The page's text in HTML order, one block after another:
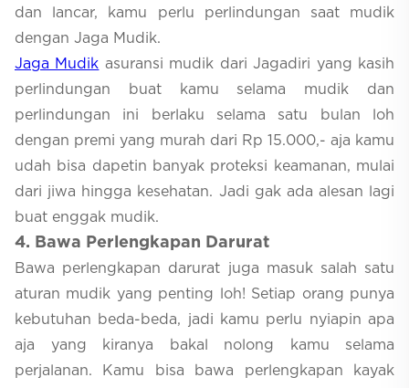
dan lancar, kamu perlu perlindungan saat mudik
dengan Jaga Mudik.
Jaga Mudik asuransi mudik dari Jagadiri yang kasih
perlindungan buat kamu selama mudik dan
perlindungan ini berlaku selama satu bulan loh
dengan premi yang murah dari Rp 15.000,- aja kamu
udah bisa dapetin banyak proteksi keamanan, mulai
dari jiwa hingga kesehatan. Jadi gak ada alesan lagi
buat enggak mudik.
4. Bawa Perlengkapan Darurat
Bawa perlengkapan darurat juga masuk salah satu
aturan mudik yang penting loh! Setiap orang punya
kebutuhan beda-beda, jadi kamu perlu nyiapin apa
aja yang kiranya bakal nolong kamu selama
perjalanan. Kamu bisa bawa perlengkapan kayak